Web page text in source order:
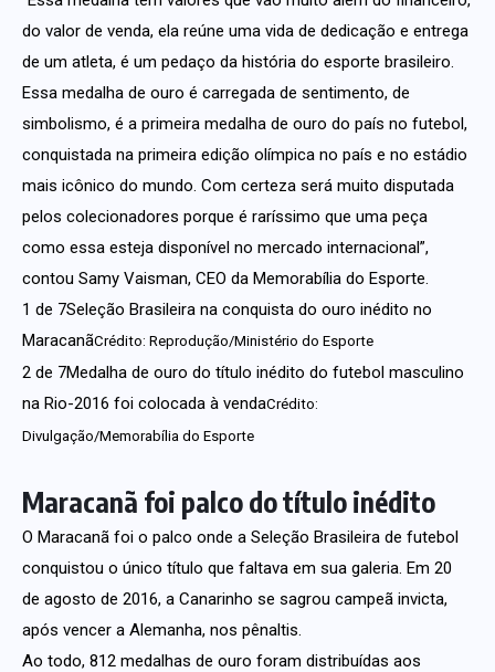
do valor de venda, ela reúne uma vida de dedicação e entrega
de um atleta, é um pedaço da história do esporte brasileiro.
Essa medalha de ouro é carregada de sentimento, de
simbolismo, é a primeira medalha de ouro do país no futebol,
conquistada na primeira edição olímpica no país e no estádio
mais icônico do mundo. Com certeza será muito disputada
pelos colecionadores porque é raríssimo que uma peça
como essa esteja disponível no mercado internacional”,
contou Samy Vaisman, CEO da Memorabília do Esporte.
1 de 7Seleção Brasileira na conquista do ouro inédito no
MaracanãCrédito: Reprodução/Ministério do Esporte
2 de 7Medalha de ouro do título inédito do futebol masculino
na Rio-2016 foi colocada à vendaCrédito:
Divulgação/Memorabília do Esporte
Maracanã foi palco do título inédito
O Maracanã foi o palco onde a Seleção Brasileira de futebol
conquistou o único título que faltava em sua galeria. Em 20
de agosto de 2016, a Canarinho se sagrou campeã invicta,
após vencer a Alemanha, nos pênaltis.
Ao todo, 812 medalhas de ouro foram distribuídas aos